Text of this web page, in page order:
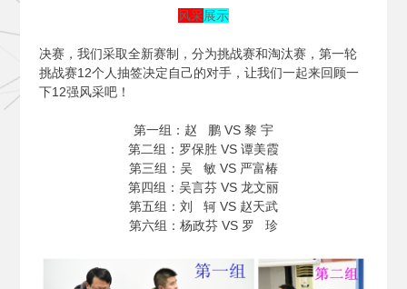
风采展示
决赛，我们采取全新赛制，分为挑战赛和淘汰赛，第一轮
挑战赛12个人抽签决定自己的对手，让我们一起来回顾一
下12强风采吧！
第一组：赵 鹏 VS 黎 宇
第二组：罗保胜 VS 谭美霞
第三组：吴 敏 VS 严富椿
第四组：吴言芬 VS 龙文丽
第五组：刘 轲 VS 赵天武
第六组：杨政芬 VS 罗 珍